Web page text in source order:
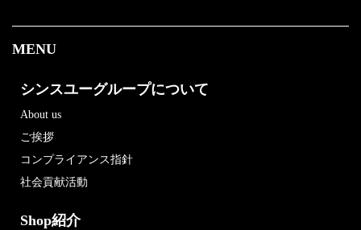
MENU
シンスユーグループについて
About us
ご挨拶
コンプライアンス指針
社会貢献活動
Shop紹介